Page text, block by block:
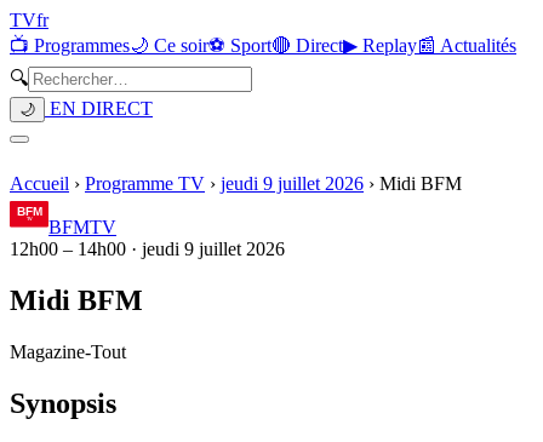
TVfr
📺 Programmes🌙 Ce soir⚽ Sport🔴 Direct▶ Replay📰 Actualités
🔍
🌙 EN DIRECT
Accueil › Programme TV › jeudi 9 juillet 2026 › Midi BFM
BFMTV
12h00 – 14h00 · jeudi 9 juillet 2026
Midi BFM
Magazine-Tout
Synopsis